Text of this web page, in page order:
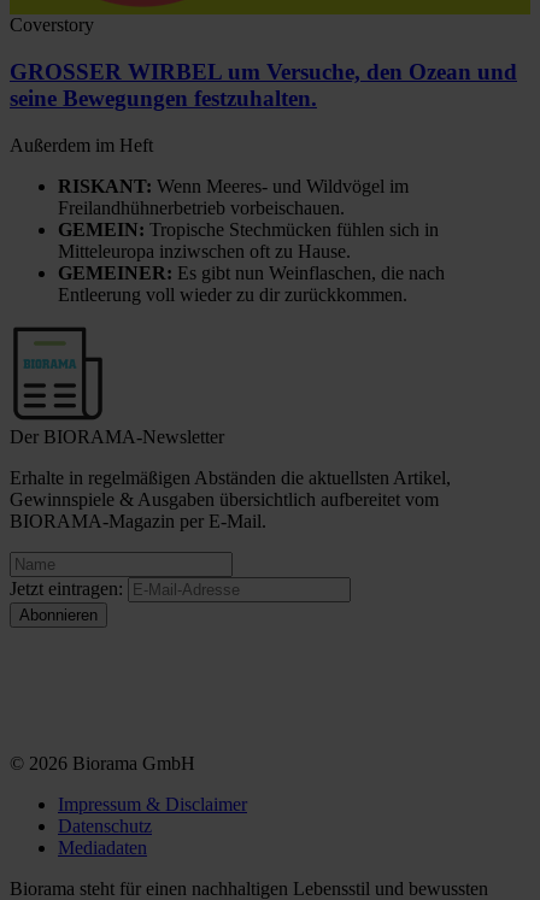
Coverstory
GROSSER WIRBEL um Versuche, den Ozean und
seine Bewegungen festzuhalten.
Außerdem im Heft
RISKANT: Wenn Meeres- und Wildvögel im
Freilandhühnerbetrieb vorbeischauen.
GEMEIN: Tropische Stechmücken fühlen sich in
Mitteleuropa inziwschen oft zu Hause.
GEMEINER: Es gibt nun Weinflaschen, die nach
Entleerung voll wieder zu dir zurückkommen.
Der BIORAMA-Newsletter
Erhalte in regelmäßigen Abständen die aktuellsten Artikel,
Gewinnspiele & Ausgaben übersichtlich aufbereitet vom
BIORAMA-Magazin per E-Mail.
Jetzt eintragen:
© 2026 Biorama GmbH
Impressum & Disclaimer
Datenschutz
Mediadaten
Biorama steht für einen nachhaltigen Lebensstil und bewussten